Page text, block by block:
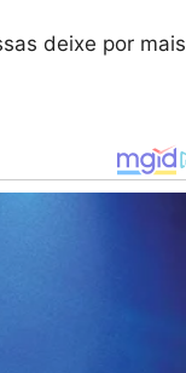
deixe por mais